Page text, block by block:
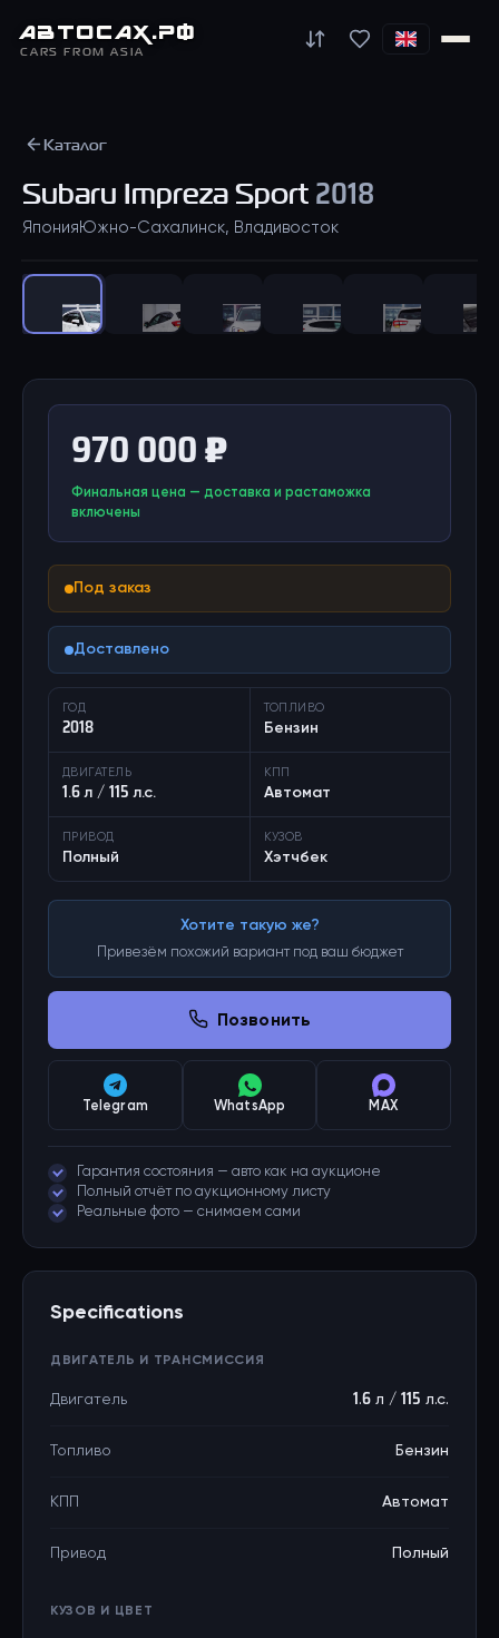
АВТОСАХ.РФ
CARS FROM ASIA
Каталог
Subaru Impreza Sport2018
Япония Южно-Сахалинск, Владивосток
970 000 ₽
Финальная цена — доставка и растаможка
включены
Под заказ
Доставлено
ГОД
2018
ТОПЛИВО
Бензин
ДВИГАТЕЛЬ
1.6 л / 115 л.с.
КПП
Автомат
ПРИВОД
Полный
КУЗОВ
Хэтчбек
Хотите такую же?
Привезём похожий вариант под ваш бюджет
Позвонить
Telegram WhatsApp MAX
Гарантия состояния — авто как на аукционе
Полный отчёт по аукционному листу
Реальные фото — снимаем сами
Specifications
ДВИГАТЕЛЬ И ТРАНСМИССИЯ
Двигатель 1.6 л / 115 л.с.
Топливо Бензин
КПП Автомат
Привод Полный
КУЗОВ И ЦВЕТ